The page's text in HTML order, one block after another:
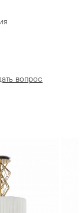
вопрос